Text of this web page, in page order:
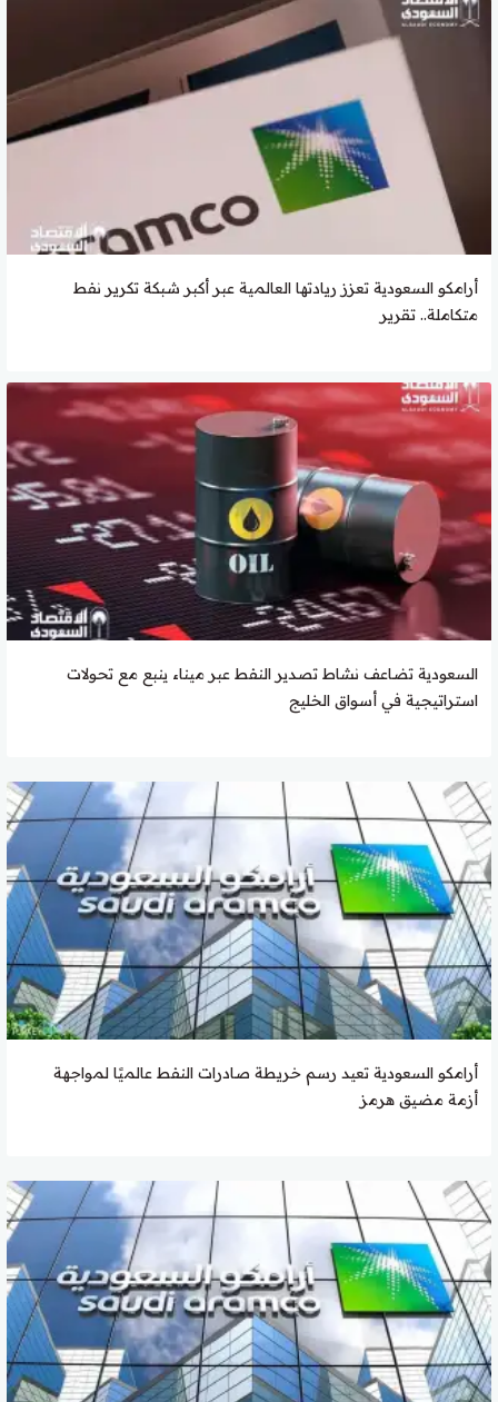
أرامكو السعودية تعزز ريادتها العالمية عبر أكبر شبكة تكرير نفط
متكاملة.. تقرير
السعودية تضاعف نشاط تصدير النفط عبر ميناء ينبع مع تحولات
استراتيجية في أسواق الخليج
أرامكو السعودية تعيد رسم خريطة صادرات النفط عالميًا لمواجهة
أزمة مضيق هرمز